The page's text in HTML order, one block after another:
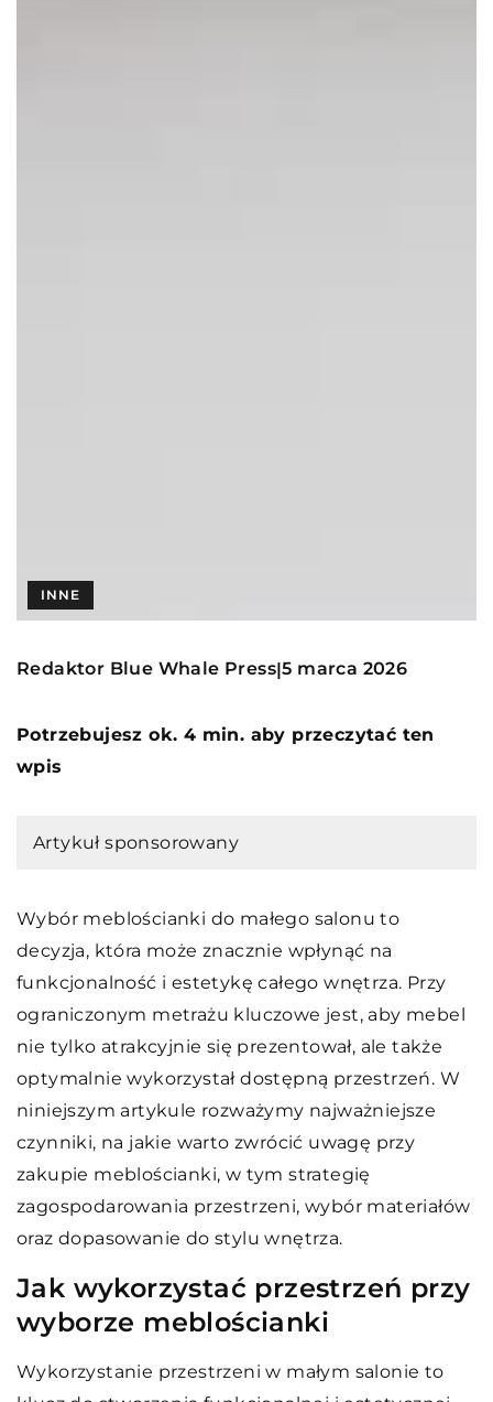
INNE
Redaktor Blue Whale Press|5 marca 2026
Potrzebujesz ok. 4 min. aby przeczytać ten
wpis
Artykuł sponsorowany
Wybór meblościanki do małego salonu to
decyzja, która może znacznie wpłynąć na
funkcjonalność i estetykę całego wnętrza. Przy
ograniczonym metrażu kluczowe jest, aby mebel
nie tylko atrakcyjnie się prezentował, ale także
optymalnie wykorzystał dostępną przestrzeń. W
niniejszym artykule rozważymy najważniejsze
czynniki, na jakie warto zwrócić uwagę przy
zakupie meblościanki, w tym strategię
zagospodarowania przestrzeni, wybór materiałów
oraz dopasowanie do stylu wnętrza.
Jak wykorzystać przestrzeń przy
wyborze meblościanki
Wykorzystanie przestrzeni w małym salonie to